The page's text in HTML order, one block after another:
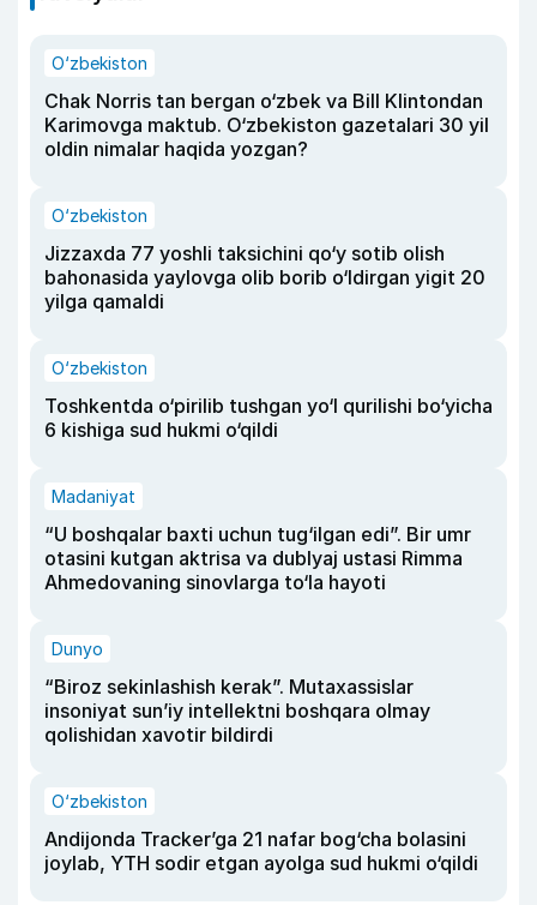
O‘zbekiston
Chak Norris tan bergan o‘zbek va Bill Klintondan
Karimovga maktub. O‘zbekiston gazetalari 30 yil
oldin nimalar haqida yozgan?
O‘zbekiston
Jizzaxda 77 yoshli taksichini qo‘y sotib olish
bahonasida yaylovga olib borib o‘ldirgan yigit 20
yilga qamaldi
O‘zbekiston
Toshkentda o‘pirilib tushgan yo‘l qurilishi bo‘yicha
6 kishiga sud hukmi o‘qildi
Madaniyat
“U boshqalar baxti uchun tug‘ilgan edi”. Bir umr
otasini kutgan aktrisa va dublyaj ustasi Rimma
Ahmedovaning sinovlarga to‘la hayoti
Dunyo
“Biroz sekinlashish kerak”. Mutaxassislar
insoniyat sun’iy intellektni boshqara olmay
qolishidan xavotir bildirdi
O‘zbekiston
Andijonda Tracker’ga 21 nafar bog‘cha bolasini
joylab, YTH sodir etgan ayolga sud hukmi o‘qildi